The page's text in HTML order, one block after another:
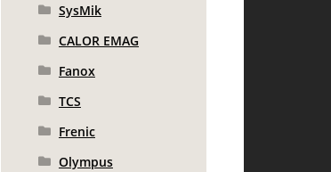
SysMik
CALOR EMAG
Fanox
TCS
Frenic
Olympus